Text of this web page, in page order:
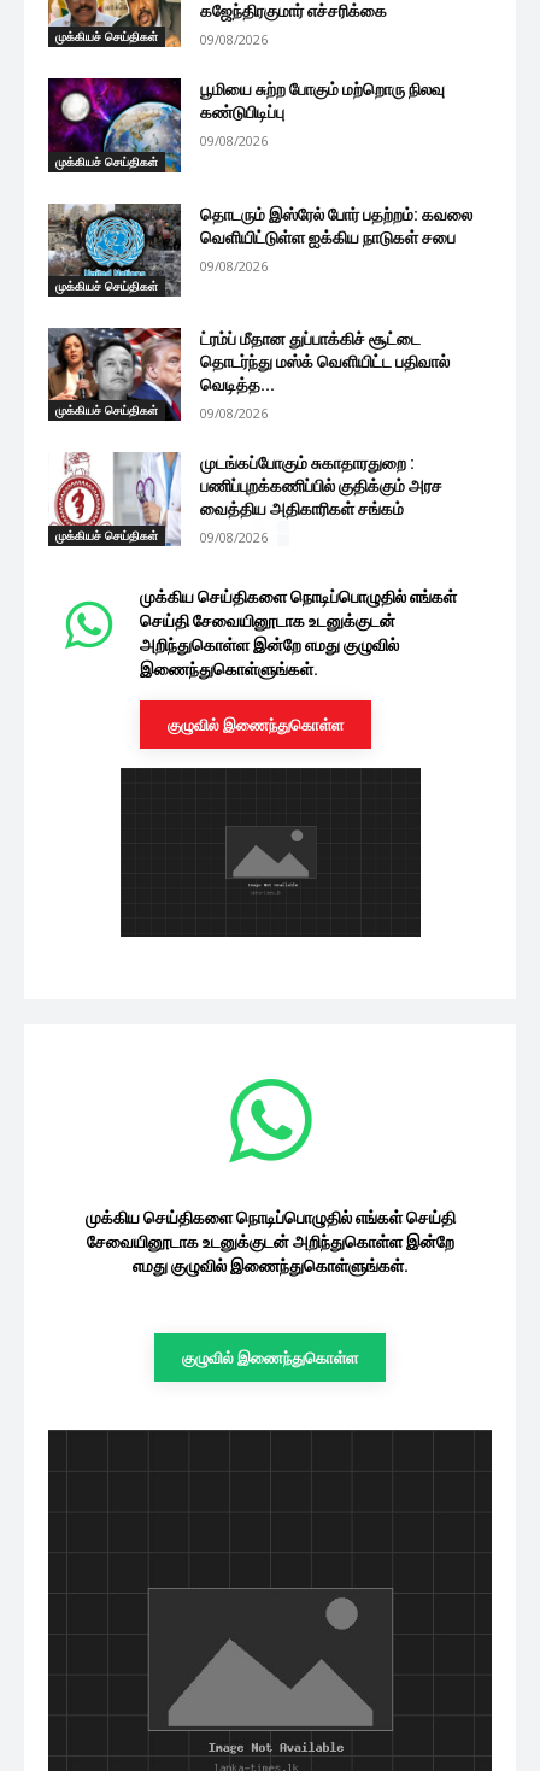
முக்கியச் செய்திகள்
கஜேந்திரகுமார் எச்சரிக்கை
09/08/2026
முக்கியச் செய்திகள்
பூமியை சுற்ற போகும் மற்றொரு நிலவு
கண்டுபிடிப்பு
09/08/2026
முக்கியச் செய்திகள்
தொடரும் இஸ்ரேல் போர் பதற்றம்: கவலை
வெளியிட்டுள்ள ஐக்கிய நாடுகள் சபை
09/08/2026
முக்கியச் செய்திகள்
ட்ரம்ப் மீதான துப்பாக்கிச் சூட்டை
தொடர்ந்து மஸ்க் வெளியிட்ட பதிவால்
வெடித்த...
09/08/2026
முக்கியச் செய்திகள்
முடங்கப்போகும் சுகாதாரதுறை :
பணிப்புறக்கணிப்பில் குதிக்கும் அரச
வைத்திய அதிகாரிகள் சங்கம்
09/08/2026
முக்கிய செய்திகளை நொடிப்பொழுதில் எங்கள்
செய்தி சேவையினூடாக உடனுக்குடன்
அறிந்துகொள்ள இன்றே எமது குழுவில்
இணைந்துகொள்ளுங்கள்.
குழுவில் இணைந்துகொள்ள
முக்கிய செய்திகளை நொடிப்பொழுதில் எங்கள் செய்தி
சேவையினூடாக உடனுக்குடன் அறிந்துகொள்ள இன்றே
எமது குழுவில் இணைந்துகொள்ளுங்கள்.
குழுவில் இணைந்துகொள்ள